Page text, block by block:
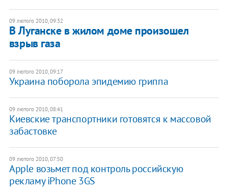
09 лютого 2010, 09:32
В Луганске в жилом доме произошел
взрыв газа
09 лютого 2010, 09:17
Украина поборола эпидемию гриппа
09 лютого 2010, 08:41
Киевские транспортники готовятся к массовой
забастовке
09 лютого 2010, 07:50
Аpple возьмет под контроль российскую
рекламу iPhone 3GS